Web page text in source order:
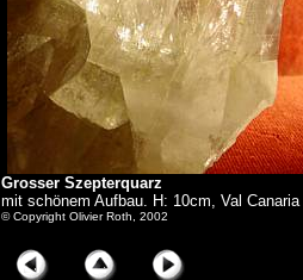
Grosser Szepterquarz
mit schönem Aufbau. H: 10cm, Val Canaria
© Copyright Olivier Roth, 2002